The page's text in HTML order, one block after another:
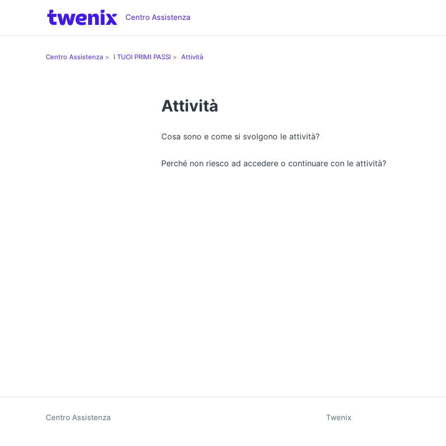
Centro Assistenza
Centro Assistenza I TUOI PRIMI PASSI Attività
Attività
Cosa sono e come si svolgono le attività?
Perché non riesco ad accedere o continuare con le attività?
Centro Assistenza Twenix